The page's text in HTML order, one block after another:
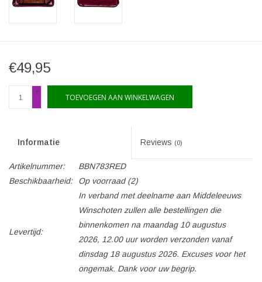
€49,95
+
-
TOEVOEGEN AAN WINKELWAGEN
Informatie Reviews (0)
Artikelnummer:
BBN783RED
Beschikbaarheid:
Op voorraad(2)
Levertijd:
In verband met deelname aan Middeleeuws
Winschoten zullen alle bestellingen die
binnenkomen na maandag 10 augustus
2026, 12.00 uur worden verzonden vanaf
dinsdag 18 augustus 2026. Excuses voor het
ongemak. Dank voor uw begrip.